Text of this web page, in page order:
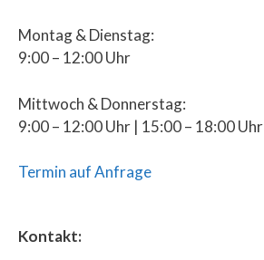
Montag & Dienstag:
9:00 – 12:00 Uhr
Mittwoch & Donnerstag:
9:00 – 12:00 Uhr | 15:00 – 18:00 Uhr
Termin auf Anfrage
Kontakt: